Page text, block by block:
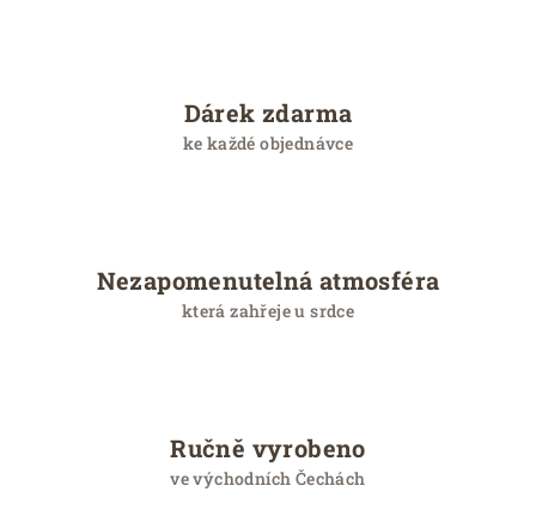
Dárek zdarma
ke každé objednávce
Nezapomenutelná atmosféra
která zahřeje u srdce
Ručně vyrobeno
ve východních Čechách